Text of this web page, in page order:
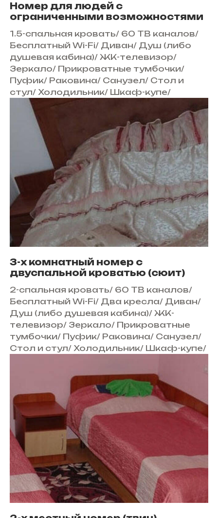
Номер для людей с
ограниченными возможностями
1.5-спальная кровать/ 60 ТВ каналов/
Бесплатный Wi-Fi/ Диван/ Душ (либо
душевая кабина)/ ЖК-телевизор/
Зеркало/ Прикроватные тумбочки/
Пуфик/ Раковина/ Санузел/ Стол и
стул/ Холодильник/ Шкаф-купе/
3-х комнатный номер с
двуспальной кроватью (сюит)
2-спальная кровать/ 60 ТВ каналов/
Бесплатный Wi-Fi/ Два кресла/ Диван/
Душ (либо душевая кабина)/ ЖК-
телевизор/ Зеркало/ Прикроватные
тумбочки/ Пуфик/ Раковина/ Санузел/
Стол и стул/ Холодильник/ Шкаф-купе/